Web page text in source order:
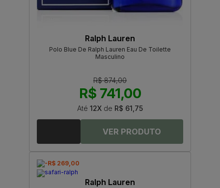
Ralph Lauren
Polo Blue De Ralph Lauren Eau De Toilette
Masculino
R$ 874,00
R$ 741,00
Até 12X de R$ 61,75
-R$ 269,00
Ralph Lauren